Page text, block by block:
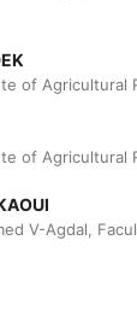
of Agricultural
of Agricultural
V-Agdal,